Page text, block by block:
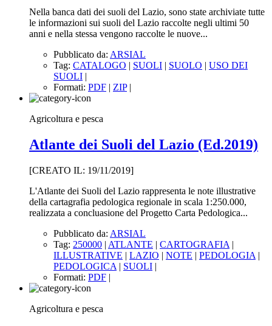
Nella banca dati dei suoli del Lazio, sono state archiviate tutte
le informazioni sui suoli del Lazio raccolte negli ultimi 50
anni e nella stessa vengono raccolte le nuove...
Pubblicato da: ARSIAL
Tag: CATALOGO | SUOLI | SUOLO | USO DEI
SUOLI |
Formati: PDF | ZIP |
Agricoltura e pesca
Atlante dei Suoli del Lazio (Ed.2019)
[CREATO IL: 19/11/2019]
L'Atlante dei Suoli del Lazio rappresenta le note illustrative
della cartagrafia pedologica regionale in scala 1:250.000,
realizzata a concluasione del Progetto Carta Pedologica...
Pubblicato da: ARSIAL
Tag: 250000 | ATLANTE | CARTOGRAFIA |
ILLUSTRATIVE | LAZIO | NOTE | PEDOLOGIA |
PEDOLOGICA | SUOLI |
Formati: PDF |
Agricoltura e pesca